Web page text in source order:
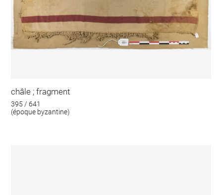
châle ; fragment
395 / 641
(époque byzantine)